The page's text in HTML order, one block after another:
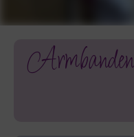
Armbanden